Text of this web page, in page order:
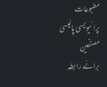
مطبوعات
پرائیویسی پالیسی
مصنفین
برائے رابطہ